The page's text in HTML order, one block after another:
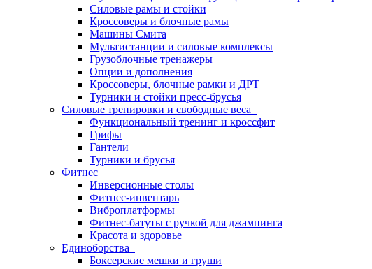
Силовые рамы и стойки
Кроссоверы и блочные рамы
Машины Смита
Мультистанции и силовые комплексы
Грузоблочные тренажеры
Опции и дополнения
Кроссоверы, блочные рамки и ДРТ
Турники и стойки пресс-брусья
Силовые тренировки и свободные веса
Функциональный тренинг и кроссфит
Грифы
Гантели
Турники и брусья
Фитнес
Инверсионные столы
Фитнес-инвентарь
Виброплатформы
Фитнес-батуты с ручкой для джампинга
Красота и здоровье
Единоборства
Боксерские мешки и груши